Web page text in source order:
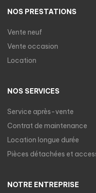
NOS PRESTATIONS
Vente neuf
Vente occasion
Location
NOS SERVICES
Service après-vente
Contrat de maintenance
Location longue durée
Pièces détachées et
NOTRE ENTREPRISE